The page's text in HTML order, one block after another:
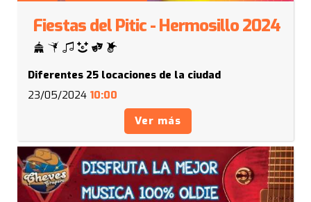
Fiestas del Pitic - Hermosillo 2024
Diferentes 25 locaciones de la ciudad
23/05/2024 10:00
Ver más